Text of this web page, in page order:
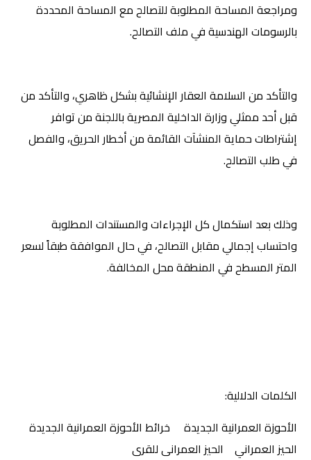
ومراجعة المساحة المطلوبة للتصالح مع المساحة المحددة
بالرسومات الهندسية في ملف التصالح.
والتأكد من السلامة العقار الإنشائية بشكل ظاهري، والتأكد من
قبل أحد ممثلي وزارة الداخلية المصرية باللجنة من توافر
إشتراطات حماية المنشآت القائمة من أخطار الحريق، والفصل
في طلب التصالح.
وذلك بعد استكمال كل الإجراءات والمستندات المطلوبة
واحتساب إجمالي مقابل التصالح، في حال الموافقة طبقاً لسعر
المتر المسطح في المنطقة محل المخالفة.
الكلمات الدلالية:
الأحوزة العمرانية الجديدة
خرائط الأحوزة العمرانية الجديدة
الحيز العمراني الحيز العمرانى للقرى